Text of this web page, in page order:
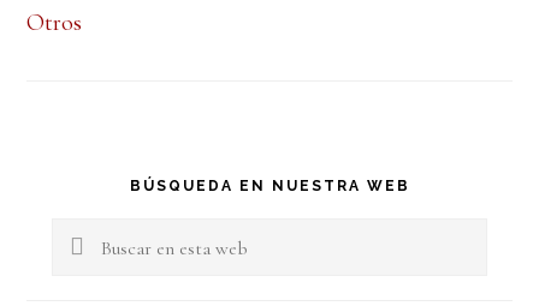
Otros
Barra
lateral
BÚSQUEDA EN NUESTRA WEB
Buscar